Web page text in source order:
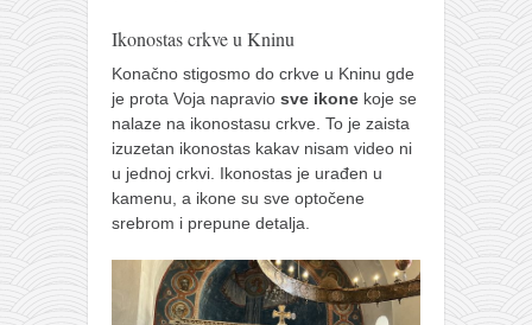
istorija karatea
bubishi
kihon
naihanchi
kushanku
passai
Ikonostas crkve u Kninu
Konačno stigosmo do crkve u Kninu gde
je prota Voja napravio sve ikone koje se
nalaze na ikonostasu crkve. To je zaista
izuzetan ikonostas kakav nisam video ni
u jednoj crkvi. Ikonostas je urađen u
kamenu, a ikone su sve optočene
srebrom i prepune detalja.